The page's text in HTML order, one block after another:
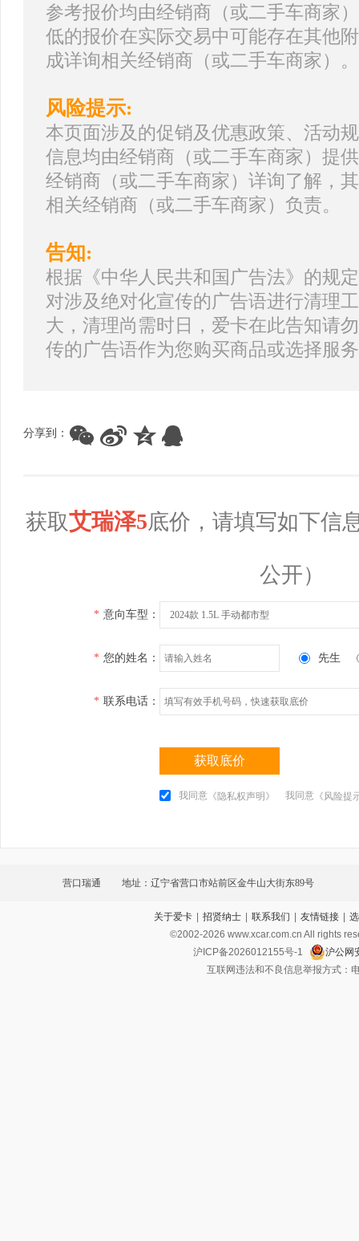
参考报价均由经销商（或二手车商家
低的报价在实际交易中可能存在其他
成详询相关经销商（或二手车商家）。
风险提示:
本页面涉及的促销及优惠政策、活动
信息均由经销商（或二手车商家）提
经销商（或二手车商家）详询了解，
相关经销商（或二手车商家）负责。
告知:
根据《中华人民共和国广告法》的规
对涉及绝对化宣传的广告语进行清理
大，清理尚需时日，爱卡在此告知请
传的广告语作为您购买商品或选择服
分享到：
获取艾瑞泽5底价，请填写如下信
公开）
* 意向车型： 2024款 1.5L 手动都市型
* 您的姓名： 先生
* 联系电话：
获取底价
我同意 《隐私权声明》 我同意 《风险提
营口瑞通 地址：辽宁省营口市站前区金牛山大街东89号
关于爱卡 | 招贤纳士 | 联系我们 | 友情链接 |
©2002-2026 www.xcar.com.cn All rights
沪ICP备2026012155号-1
沪公网
互联网违法和不良信息举报方式：